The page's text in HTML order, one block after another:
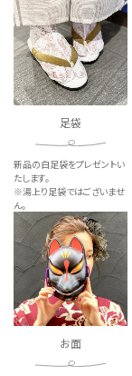
足袋
新品の白足袋をプレゼントい
たします。
※湯上り足袋ではございませ
ん。
お面